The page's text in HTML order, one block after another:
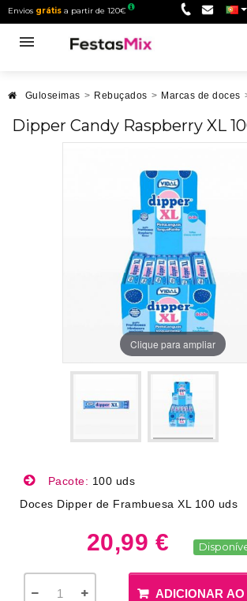
Envios grátis a partir de 120€
Guloseimas > Rebuçados > Marcas de doces
Dipper Candy Raspberry XL
Clique para ampliar
Pacote: 100 uds
Doces Dipper de Frambuesa XL 100 uds
20,99 €
ADICIONAR